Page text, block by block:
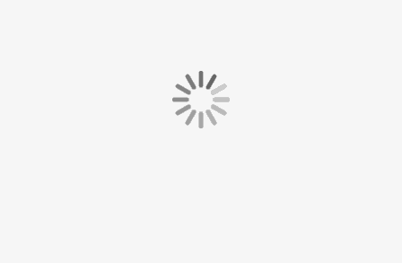
De Manchester City trainingstrui heeft een 1/4-zip rits
waarmee je zelf de warmte kunt regelen. De trainingsbroek is
voorzien van ritszakken waarin je veilig je spullen kunt
meenemen. Dankzij de enkelritsen kun je gemakkelijk en snel